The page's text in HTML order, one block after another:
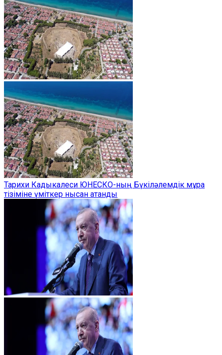
Тарихи Кадыкалеси ЮНЕСКО-ның Бүкіләлемдік мұра
тізіміне үміткер нысан атанды